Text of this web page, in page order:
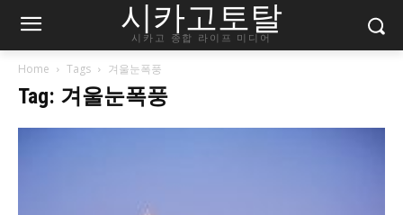
시카고토탈
시카고 종합 라이프 미디어
Home Tags 겨울눈폭풍
Tag: 겨울눈폭풍